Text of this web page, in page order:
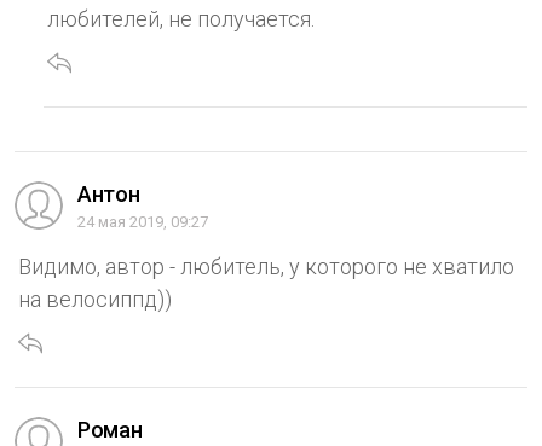
любителей, не получается.
Антон
24 мая 2019, 09:27
Видимо, автор - любитель, у которого не хватило
на велосиппд))
Роман